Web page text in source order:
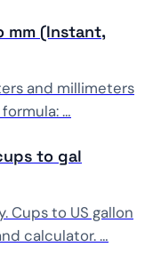
mm (Instant,
and millimeters
…
to gal
Cups to US gallon
calculator. …